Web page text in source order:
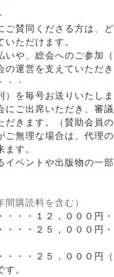
ご賛同くださる方は、
ただけます。
いや、総会へのご参加
の運営を支えていただき
・・
）を毎号お送りいたしま
にご出席いただき、審
だきます。（賛助会員
ご無理な場合は、代理
す。
イベントや出版物の一
間購読料を含む）
・・・１２，０００円
・・・２５，０００円
・・・２５，０００円
す。